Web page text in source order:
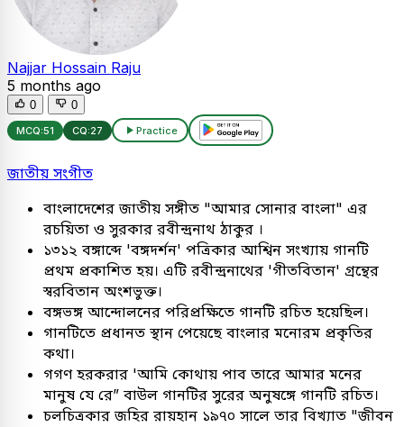
Najjar Hossain Raju
5 months ago
0 0
MCQ:51 CQ:27 Practice
জাতীয় সংগীত
বাংলাদেশের জাতীয় সঙ্গীত "আমার সোনার বাংলা" এর
রচয়িতা ও সুরকার রবীন্দ্রনাথ ঠাকুর ।
১৩১২ বঙ্গাব্দে 'বঙ্গদর্শন' পত্রিকার আশ্বিন সংখ্যায় গানটি
প্রথম প্রকাশিত হয়। এটি রবীন্দ্রনাথের 'গীতবিতান' গ্রন্থের
স্বরবিতান অংশভুক্ত।
বঙ্গভঙ্গ আন্দোলনের পরিপ্রক্ষিতে গানটি রচিত হয়েছিল।
গানটিতে প্রধানত স্থান পেয়েছে বাংলার মনোরম প্রকৃতির
কথা।
গগণ হরকরার 'আমি কোথায় পাব তারে আমার মনের
মানুষ যে রে” বাউল গানটির সুরের অনুষঙ্গে গানটি রচিত।
চলচিত্রকার জহির রায়হান ১৯৭০ সালে তার বিখ্যাত "জীবন